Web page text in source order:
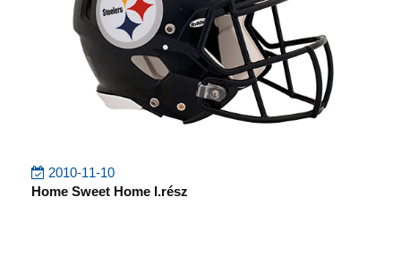
2010-11-10
Home Sweet Home I.rész